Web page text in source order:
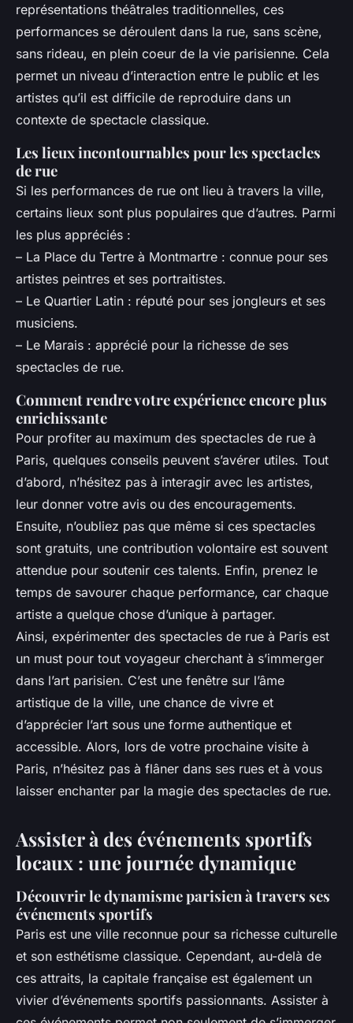
représentations théâtrales traditionnelles, ces
performances se déroulent dans la rue, sans scène,
sans rideau, en plein coeur de la vie parisienne. Cela
permet un niveau d’interaction entre le public et les
artistes qu’il est difficile de reproduire dans un
contexte de spectacle classique.
Les lieux incontournables pour les spectacles
de rue
Si les performances de rue ont lieu à travers la ville,
certains lieux sont plus populaires que d’autres. Parmi
les plus appréciés :
– La Place du Tertre à Montmartre : connue pour ses
artistes peintres et ses portraitistes.
– Le Quartier Latin : réputé pour ses jongleurs et ses
musiciens.
– Le Marais : apprécié pour la richesse de ses
spectacles de rue.
Comment rendre votre expérience encore plus
enrichissante
Pour profiter au maximum des spectacles de rue à
Paris, quelques conseils peuvent s’avérer utiles. Tout
d’abord, n’hésitez pas à interagir avec les artistes,
leur donner votre avis ou des encouragements.
Ensuite, n’oubliez pas que même si ces spectacles
sont gratuits, une contribution volontaire est souvent
attendue pour soutenir ces talents. Enfin, prenez le
temps de savourer chaque performance, car chaque
artiste a quelque chose d’unique à partager.
Ainsi, expérimenter des spectacles de rue à Paris est
un must pour tout voyageur cherchant à s’immerger
dans l’art parisien. C’est une fenêtre sur l’âme
artistique de la ville, une chance de vivre et
d’apprécier l’art sous une forme authentique et
accessible. Alors, lors de votre prochaine visite à
Paris, n’hésitez pas à flâner dans ses rues et à vous
laisser enchanter par la magie des spectacles de rue.
Assister à des événements sportifs
locaux : une journée dynamique
Découvrir le dynamisme parisien à travers ses
événements sportifs
Paris est une ville reconnue pour sa richesse culturelle
et son esthétisme classique. Cependant, au-delà de
ces attraits, la capitale française est également un
vivier d’événements sportifs passionnants. Assister à